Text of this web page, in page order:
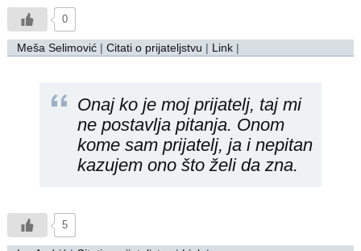
0
Meša Selimović |Citati o prijateljstvu | Link |
Onaj ko je moj prijatelj, taj mi
ne postavlja pitanja. Onom
kome sam prijatelj, ja i nepitan
kazujem ono što želi da zna.
5